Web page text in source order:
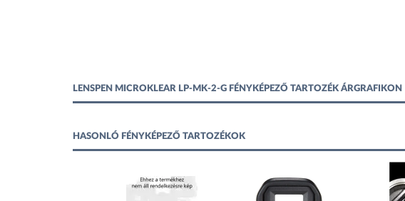
LENSPEN MICROKLEAR LP-MK-2-G FÉNYKÉPEZŐ TARTOZÉK ÁRGRAFIKON
HASONLÓ FÉNYKÉPEZŐ TARTOZÉKOK